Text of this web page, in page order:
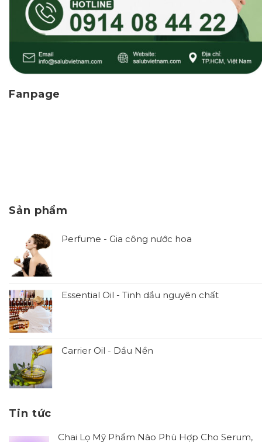
Fanpage
Sản phẩm
Perfume - Gia công nước hoa
Essential Oil - Tinh dầu nguyên chất
Carrier Oil - Dầu Nền
Tin tức
Chai Lọ Mỹ Phẩm Nào Phù Hợp Cho Serum,